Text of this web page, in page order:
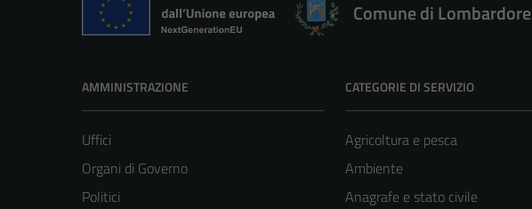
Comune di Lombardore
AMMINISTRAZIONE
Uffici
Organi di Governo
Politici
CATEGORIE DI SERVIZIO
Agricoltura e pesca
Ambiente
Anagrafe e stato civile